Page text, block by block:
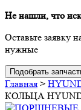
Не нашли, что
Оставьте заявку
нужные
Подобрать
Главная >
КОЛЬЦА